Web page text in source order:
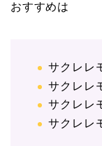
おすすめは
サクレレ
サクレレ
サクレレ
サクレレ